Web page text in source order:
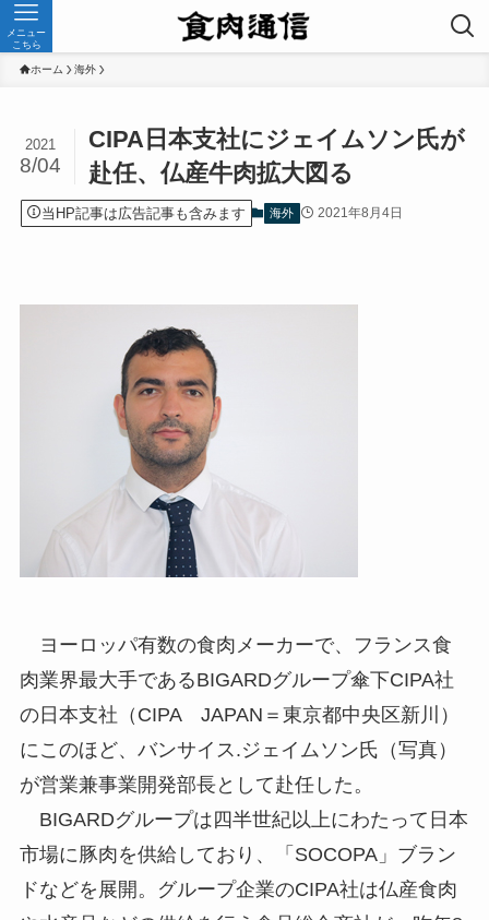
メニュー
こちら
ホーム 海外
CIPA日本支社にジェイムソン氏が
赴任、仏産牛肉拡大図る
2021
8/04
当HP記事は広告記事も含みます 海外 2021年8月4日
ヨーロッパ有数の食肉メーカーで、フランス食
肉業界最大手であるBIGARDグループ傘下CIPA社
の日本支社（CIPA JAPAN＝東京都中央区新川）
にこのほど、バンサイス.ジェイムソン氏（写真）
が営業兼事業開発部長として赴任した。
BIGARDグループは四半世紀以上にわたって日本
市場に豚肉を供給しており、「SOCOPA」ブラン
ドなどを展開。グループ企業のCIPA社は仏産食肉